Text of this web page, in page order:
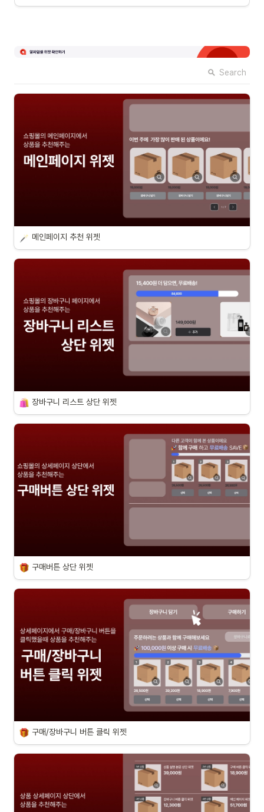
Search
메인페이지 추천 위젯
장바구니 리스트 상단 위젯
구매버튼 상단 위젯
구매/장바구니 버튼 클릭 위젯